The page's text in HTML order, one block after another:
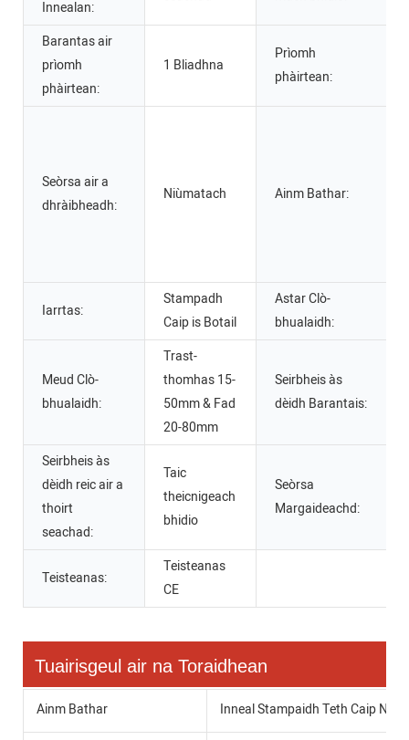
Innealan:
Barantas air
prìomh
phàirtean:
1 Bliadhna
Prìomh
phàirtean:
Seòrsa air a
dhràibheadh:
Niùmatach Ainm Bathar:
Iarrtas:
Stampadh
Caip is Botail
Astar Clò-
bhualaidh:
Meud Clò-
bhualaidh:
Trast-
thomhas 15-
50mm & Fad
20-80mm
Seirbheis às
dèidh Barantais:
Seirbheis às
dèidh reic air a
thoirt
seachad:
Taic
theicnigeach
bhidio
Seòrsa
Margaideachd:
Teisteanas:
Teisteanas
CE
Tuairisgeul air na Toraidhean
Ainm Bathar Inneal Stampaidh Teth Caip